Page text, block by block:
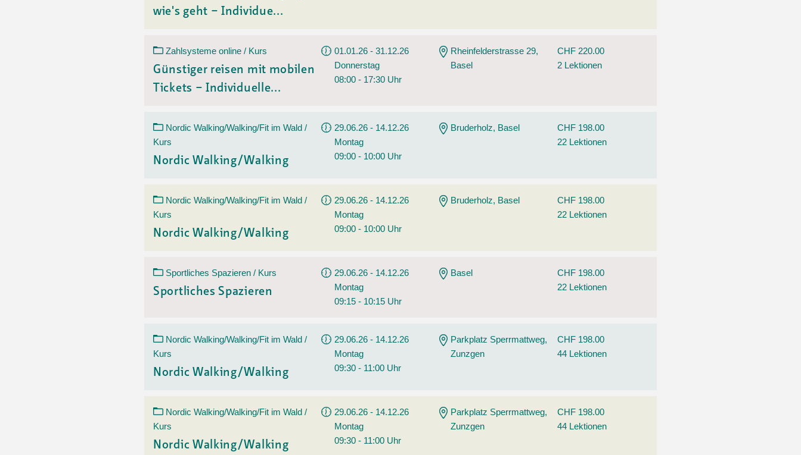
wie's geht – Individue...
Zahlsysteme online / Kurs
Günstiger reisen mit mobilen
Tickets – Individuelle...
01.01.26 - 31.12.26
Donnerstag
08:00 - 17:30 Uhr
Rheinfelderstrasse 29,
Basel
CHF 220.00
2 Lektionen
Nordic Walking/Walking/Fit im Wald /
Kurs
Nordic Walking/Walking
29.06.26 - 14.12.26
Montag
09:00 - 10:00 Uhr
Bruderholz, Basel
CHF 198.00
22 Lektionen
Nordic Walking/Walking/Fit im Wald /
Kurs
Nordic Walking/Walking
29.06.26 - 14.12.26
Montag
09:00 - 10:00 Uhr
Bruderholz, Basel
CHF 198.00
22 Lektionen
Sportliches Spazieren / Kurs
Sportliches Spazieren
29.06.26 - 14.12.26
Montag
09:15 - 10:15 Uhr
Basel
CHF 198.00
22 Lektionen
Nordic Walking/Walking/Fit im Wald /
Kurs
Nordic Walking/Walking
29.06.26 - 14.12.26
Montag
09:30 - 11:00 Uhr
Parkplatz Sperrmattweg,
Zunzgen
CHF 198.00
44 Lektionen
Nordic Walking/Walking/Fit im Wald /
Kurs
Nordic Walking/Walking
29.06.26 - 14.12.26
Montag
09:30 - 11:00 Uhr
Parkplatz Sperrmattweg,
Zunzgen
CHF 198.00
44 Lektionen